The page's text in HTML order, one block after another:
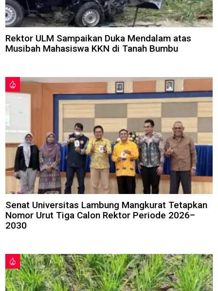
Rektor ULM Sampaikan Duka Mendalam atas
Musibah Mahasiswa KKN di Tanah Bumbu
Senat Universitas Lambung Mangkurat Tetapkan
Nomor Urut Tiga Calon Rektor Periode 2026–
2030